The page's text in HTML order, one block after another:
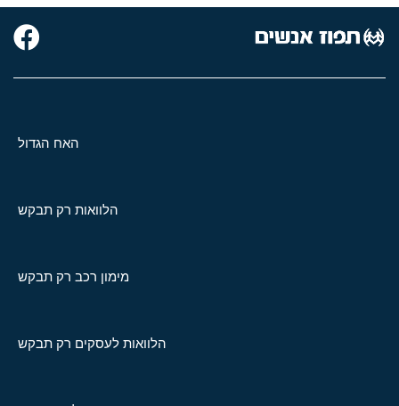
האח הגדול
הלוואות רק תבקש
מימון רכב רק תבקש
הלוואות לעסקים רק תבקש